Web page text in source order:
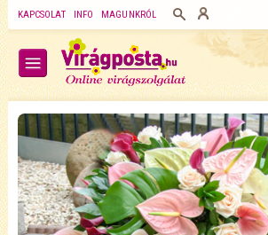
KAPCSOLAT INFO MAGUNKRÓL